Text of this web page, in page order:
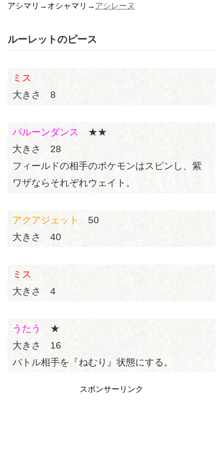
アシマリ→オシャマリ→ アシレーヌ
ルーレットのピース
ミス
大きさ 8
バルーンダンス ★★
大きさ 28
フィールドの相手のポケモンはスピンし、紫
ワザならそれぞれウェイト。
アクアジェット
50
大きさ 40
ミス
大きさ 4
うたう
★
大きさ 16
バトル相手を『ねむり』状態にする。
スポンサーリンク